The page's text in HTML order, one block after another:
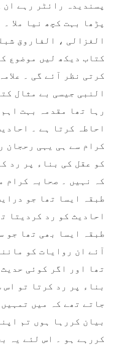
پسندیدہ رائٹر رہے ان
پڑھا بہت کچھ نیا ملا ۔
الغزالی ، الفاروق
کتاب دیکھ لیں موضوع
کرتی نظر آئے گی ۔
النبی جیسی بے مثال
رہا تھا مقدمہ بہت
احاطہ کرتا ہے ۔
کرام سے ہی یہی رحجان
کو عقل کی بناء پر رد
کہ نہیں ۔ صحابہ کرام
طبقہ ایسا تھا جو
احادیث کو رد کردیتا
طبقہ ایسا بھی تھا جو
آئے ان روایات کو
تھا اور اگر کوئی
بناء پر رد کرتا تو اس
جاتے تھے کہ میں
بیان کررہا ہوں تم
کررہے ہو ۔ اس لئے یہ